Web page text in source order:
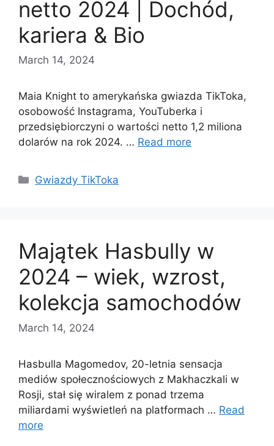
netto 2024 | Dochód,
kariera & Bio
March 14, 2024
Maia Knight to amerykańska gwiazda TikToka,
osobowość Instagrama, YouTuberka i
przedsiębiorczyni o wartości netto 1,2 miliona
dolarów na rok 2024. … Read more
Categories
Gwiazdy TikToka
Majątek Hasbully w
2024 – wiek, wzrost,
kolekcja samochodów
March 14, 2024
Hasbulla Magomedov, 20-letnia sensacja
mediów społecznościowych z Makhaczkali w
Rosji, stał się wiralem z ponad trzema
miliardami wyświetleń na platformach … Read
more